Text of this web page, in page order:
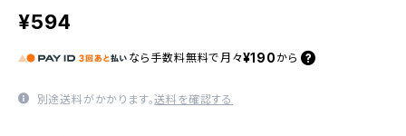
¥594
なら 手数料無料で 月々¥190 から
別途送料がかかります。送料を確認する